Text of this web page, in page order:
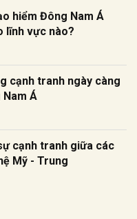
hiểm Đông Nam Á
lĩnh vực nào?
cạnh tranh ngày càng
Nam Á
cạnh tranh giữa các
Mỹ - Trung